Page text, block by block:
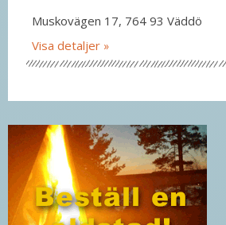
Muskovägen 17, 764 93 Väddö
Visa detaljer